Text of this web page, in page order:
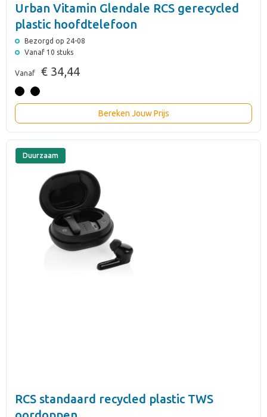
Urban Vitamin Glendale RCS gerecycled
plastic hoofdtelefoon
Bezorgd op 24-08
Vanaf 10 stuks
Vanaf € 34,44
Bereken Jouw Prijs
Duurzaam
RCS standaard recycled plastic TWS